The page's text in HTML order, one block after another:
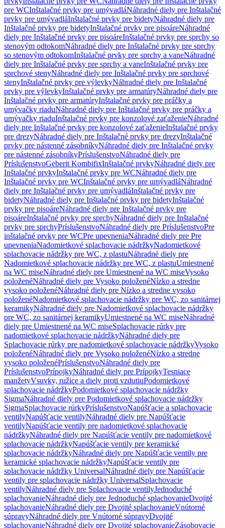
pre WCInštalačné prvky pre umývadláNáhradné diely pre Inštalačné
prvky pre umývadláInštalačné prvky pre bidetyNáhradné diely pre
Inštalačné prvky pre bidetyInštalačné prvky pre pisoáreNáhradné
diely pre Inštalačné prvky pre pisoáreInštalačné prvky pre sprchy so
stenovým odtokomNáhradné diely pre Inštalačné prvky pre sprchy
so stenovým odtokomInštalačné prvky pre sprchy a vaneNáhradné
diely pre Inštalačné prvky pre sprchy a vaneInštalačné prvky pre
sprchové stenyNáhradné diely pre Inštalačné prvky pre sprchové
stenyInštalačné prvky pre výlevkyNáhradné diely pre Inštalačné
prvky pre výlevkyInštalačné prvky pre armatúryNáhradné diely pre
Inštalačné prvky pre armatúryInštalačné prvky pre práčky a
umývačky riaduNáhradné diely pre Inštalačné prvky pre práčky a
umývačky riaduInštalačné prvky pre konzolové zaťaženieNáhradné
diely pre Inštalačné prvky pre konzolové zaťaženieInštalačné prvky
pre drezyNáhradné diely pre Inštalačné prvky pre drezyInštalačné
prvky pre nástenné zásobníkyNáhradné diely pre Inštalačné prvky
pre nástenné zásobníkyPríslušenstvoNáhradné diely pre
PríslušenstvoGeberit KombifixInštalačné prvkyNáhradné diely pre
Inštalačné prvkyInštalačné prvky pre WCNáhradné diely pre
Inštalačné prvky pre WCInštalačné prvky pre umývadláNáhradné
diely pre Inštalačné prvky pre umývadláInštalačné prvky pre
bidetyNáhradné diely pre Inštalačné prvky pre bidetyInštalačné
prvky pre pisoáreNáhradné diely pre Inštalačné prvky pre
pisoáreInštalačné prvky pre sprchyNáhradné diely pre Inštalačné
prvky pre sprchyPríslušenstvoNáhradné diely pre PríslušenstvoPre
inštalačné prvky pre WCPre upevneniaNáhradné diely pre Pre
upevneniaNadomietkové splachovacie nádržkyNadomietkové
splachovacie nádržky pre WC, z plastuNáhradné diely pre
Nadomietkové splachovacie nádržky pre WC, z plastuUmiestnené
na WC miseNáhradné diely pre Umiestnené na WC miseVysoko
položenéNáhradné diely pre Vysoko položenéNízko a stredne
vysoko položenéNáhradné diely pre Nízko a stredne vysoko
položenéNadomietkové splachovacie nádržky pre WC, zo sanitárnej
keramikyNáhradné diely pre Nadomietkové splachovacie nádržky
pre WC, zo sanitárnej keramikyUmiestnené na WC miseNáhradné
diely pre Umiestnené na WC miseSplachovacie rúrky pre
nadomietkové splachovacie nádržkyNáhradné diely pre
Splachovacie rúrky pre nadomietkové splachovacie nádržkyVysoko
položenéNáhradné diely pre Vysoko položenéNízko a stredne
vysoko položenéPríslušenstvoNáhradné diely pre
PríslušenstvoPrípojkyNáhradné diely pre PrípojkyTesniace
manžetyVsuvky, ružice a diely proti vzdutiuPodomietkové
splachovacie nádržkyPodomietkové splachovacie nádržky
SigmaNáhradné diely pre Podomietkové splachovacie nádržky
SigmaSplachovacie rúrkyPríslušenstvoNapúšťacie a splachovacie
ventilyNapúšťacie ventilyNáhradné diely pre Napúšťacie
ventilyNapúšťacie ventily pre nadomietkové splachovacie
nádržkyNáhradné diely pre Napúšťacie ventily pre nadomietkové
splachovacie nádržkyNapúšťacie ventily pre keramické
splachovacie nádržkyNáhradné diely pre Napúšťacie ventily pre
keramické splachovacie nádržkyNapúšťacie ventily pre
splachovacie nádržky UniversalNáhradné diely pre Napúšťacie
ventily pre splachovacie nádržky UniversalSplachovacie
ventilyNáhradné diely pre Splachovacie ventilyJednoduché
splachovanieNáhradné diely pre Jednoduché splachovanieDvojité
splachovanieNáhradné diely pre Dvojité splachovanieVnútorné
súpravyNáhradné diely pre Vnútorné súpravyDvojité
splachovanieNáhradné diely pre Dvojité splachovanieZásobovacie